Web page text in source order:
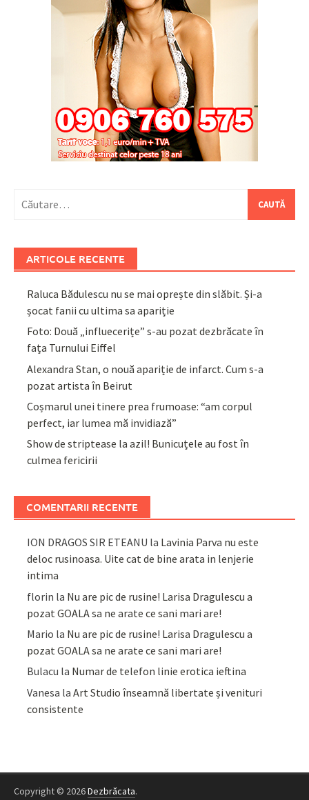
după:
ARTICOLE RECENTE
Raluca Bădulescu nu se mai oprește din slăbit. Și-a
șocat fanii cu ultima sa apariție
Foto: Două „influecerițe” s-au pozat dezbrăcate în
fața Turnului Eiffel
Alexandra Stan, o nouă apariție de infarct. Cum s-a
pozat artista în Beirut
Coșmarul unei tinere prea frumoase: “am corpul
perfect, iar lumea mă invidiază”
Show de striptease la azil! Bunicuțele au fost în
culmea fericirii
COMENTARII RECENTE
ION DRAGOS SIR ETEANU la Lavinia Parva nu este
deloc rusinoasa. Uite cat de bine arata in lenjerie
intima
florin la Nu are pic de rusine! Larisa Dragulescu a
pozat GOALA sa ne arate ce sani mari are!
Mario la Nu are pic de rusine! Larisa Dragulescu a
pozat GOALA sa ne arate ce sani mari are!
Bulacu la Numar de telefon linie erotica ieftina
Vanesa laArt Studio înseamnă libertate și venituri
consistente
Copyright © 2026Dezbrăcata.